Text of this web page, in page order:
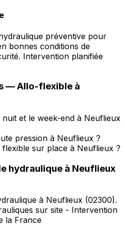
préventive pour
bonnes conditions de
Intervention planifiée
—Allo-flexible à
et le week-end à Neuflieux
pression à Neuflieux ?
sur place à Neuflieux ?
hydraulique à Neuflieux
à Neuflieux (02300).
sur site - Intervention
la France